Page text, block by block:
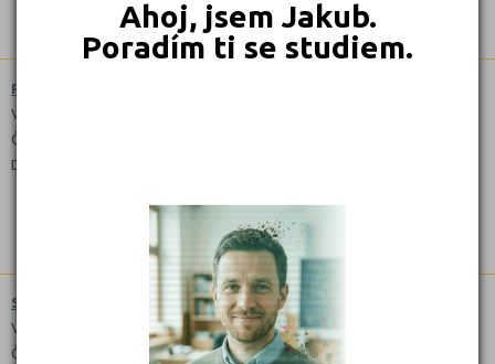
Ahoj, jsem Jakub.
Poradím ti se studiem.
Práce ve stravování (6551E02)
Výuční list
Čeština
Denní
Stravovací a ubytovací služby (6551E01)
Výuční list
Čeština